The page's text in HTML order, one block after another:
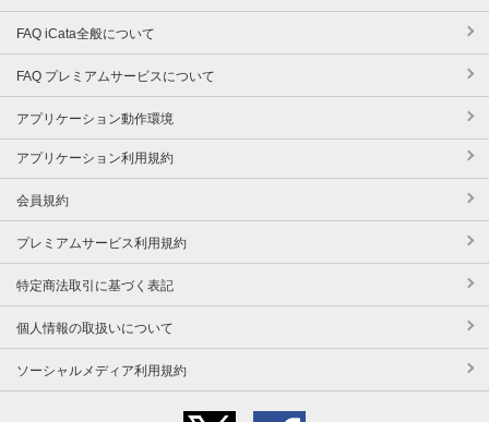
FAQ iCata全般について
FAQ プレミアムサービスについて
アプリケーション動作環境
アプリケーション利用規約
会員規約
プレミアムサービス利用規約
特定商法取引に基づく表記
個人情報の取扱いについて
ソーシャルメディア利用規約